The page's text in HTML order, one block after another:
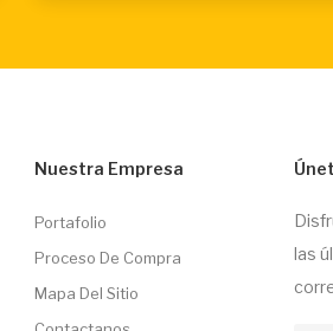
Nuestra Empresa
Portafolio
Proceso De Compra
Mapa Del Sitio
las